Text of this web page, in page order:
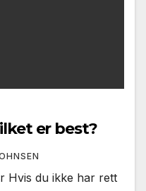
er best?
Hvis du ikke har rett